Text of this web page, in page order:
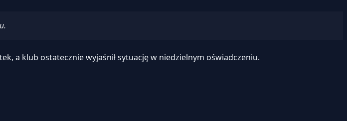
a klub ostatecznie wyjaśnił sytuację w niedzielnym oświadczeniu.